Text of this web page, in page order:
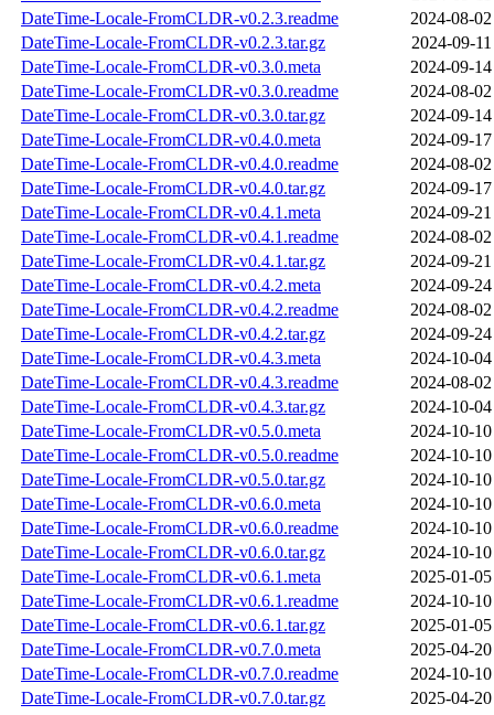
DateTime-Locale-FromCLDR-v0.2.3.readme
2024-08-
DateTime-Locale-FromCLDR-v0.2.3.tar.gz
2024-09-
DateTime-Locale-FromCLDR-v0.3.0.meta
2024-09-
DateTime-Locale-FromCLDR-v0.3.0.readme
2024-08-
DateTime-Locale-FromCLDR-v0.3.0.tar.gz
2024-09-
DateTime-Locale-FromCLDR-v0.4.0.meta
2024-09-
DateTime-Locale-FromCLDR-v0.4.0.readme
2024-08-
DateTime-Locale-FromCLDR-v0.4.0.tar.gz
2024-09-
DateTime-Locale-FromCLDR-v0.4.1.meta
2024-09-
DateTime-Locale-FromCLDR-v0.4.1.readme
2024-08-
DateTime-Locale-FromCLDR-v0.4.1.tar.gz
2024-09-
DateTime-Locale-FromCLDR-v0.4.2.meta
2024-09-
DateTime-Locale-FromCLDR-v0.4.2.readme
2024-08-
DateTime-Locale-FromCLDR-v0.4.2.tar.gz
2024-09-
DateTime-Locale-FromCLDR-v0.4.3.meta
2024-10-
DateTime-Locale-FromCLDR-v0.4.3.readme
2024-08-
DateTime-Locale-FromCLDR-v0.4.3.tar.gz
2024-10-
DateTime-Locale-FromCLDR-v0.5.0.meta
2024-10-
DateTime-Locale-FromCLDR-v0.5.0.readme
2024-10-
DateTime-Locale-FromCLDR-v0.5.0.tar.gz
2024-10-
DateTime-Locale-FromCLDR-v0.6.0.meta
2024-10-
DateTime-Locale-FromCLDR-v0.6.0.readme
2024-10-
DateTime-Locale-FromCLDR-v0.6.0.tar.gz
2024-10-
DateTime-Locale-FromCLDR-v0.6.1.meta
2025-01-
DateTime-Locale-FromCLDR-v0.6.1.readme
2024-10-
DateTime-Locale-FromCLDR-v0.6.1.tar.gz
2025-01-
DateTime-Locale-FromCLDR-v0.7.0.meta
2025-04-
DateTime-Locale-FromCLDR-v0.7.0.readme
2024-10-
DateTime-Locale-FromCLDR-v0.7.0.tar.gz
2025-04-